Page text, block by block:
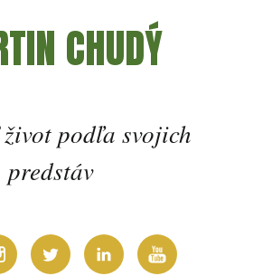
CHUDÝ
podľa svojich
predstáv